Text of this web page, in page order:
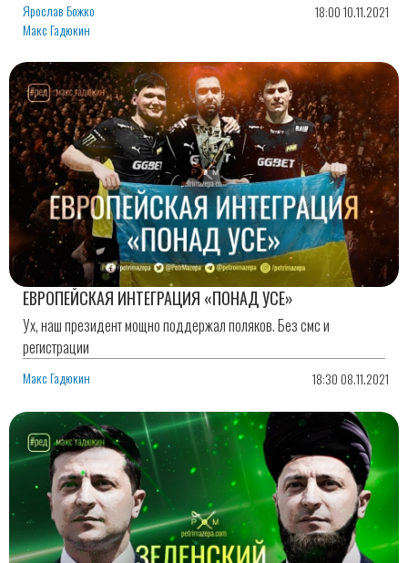
Ярослав Божко
Макс Гадюкин
18:00 10.11.2021
ЕВРОПЕЙСКАЯ ИНТЕГРАЦИЯ «ПОНАД УСЕ»
Ух, наш президент мощно поддержал поляков. Без смс и
регистрации
Макс Гадюкин 18:30 08.11.2021